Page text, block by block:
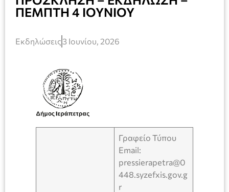
ΠΕΜΠΤΗ 4 ΙΟΥΝΙΟΥ
Εκδηλώσεις 3 Ιουνίου, 2026
Γραφείο Τύπου
Email:
pressierapetra@0
448.syzefxis.gov.g
r